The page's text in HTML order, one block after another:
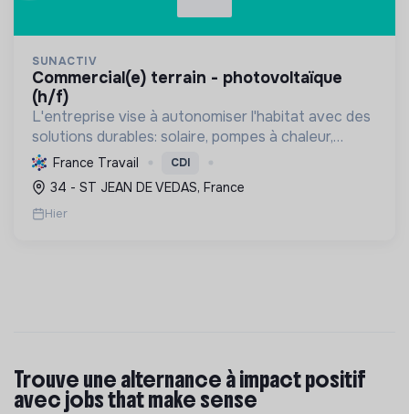
SUNACTIV
commercial(e) terrain - photovoltaïque
(h/f)
L'entreprise vise à autonomiser l'habitat avec des
solutions durables: solaire, pompes à chaleur,
isolation, etc. Elle aide à réduire l'empreinte
carbone et les factures énergétiques. Elle détient
le ...
France Travail CDI
34 - ST JEAN DE VEDAS, France
Hier
Trouve une alternance à impact positif
avec jobs that make sense